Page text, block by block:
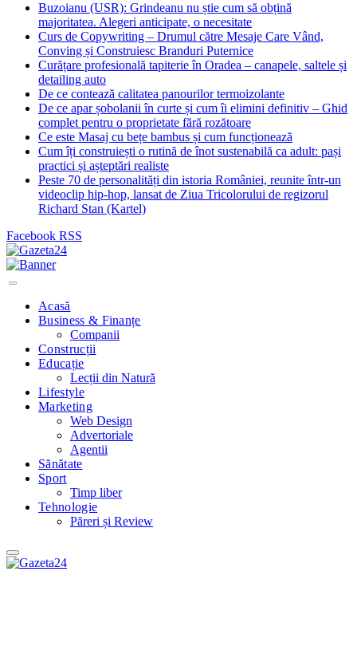
Buzoianu (USR): Grindeanu nu știe cum să obțină
majoritatea. Alegeri anticipate, o necesitate
Curs de Copywriting – Drumul către Mesaje Care Vând,
Conving și Construiesc Branduri Puternice
Curățare profesională tapiterie în Oradea – canapele, saltele și
detailing auto
De ce contează calitatea panourilor termoizolante
De ce apar șobolanii în curte și cum îi elimini definitiv – Ghid
complet pentru o proprietate fără rozătoare
Ce este Masaj cu bețe bambus și cum funcționează
Cum îți construiești o rutină de înot sustenabilă ca adult: pași
practici și așteptări realiste
Peste 70 de personalități din istoria României, reunite într-un
videoclip hip-hop, lansat de Ziua Tricolorului de regizorul
Richard Stan (Kartel)
Facebook RSS
Acasă
Business & Finanțe
Companii
Construcții
Educație
Lecții din Natură
Lifestyle
Marketing
Web Design
Advertoriale
Agentii
Sănătate
Sport
Timp liber
Tehnologie
Păreri și Review